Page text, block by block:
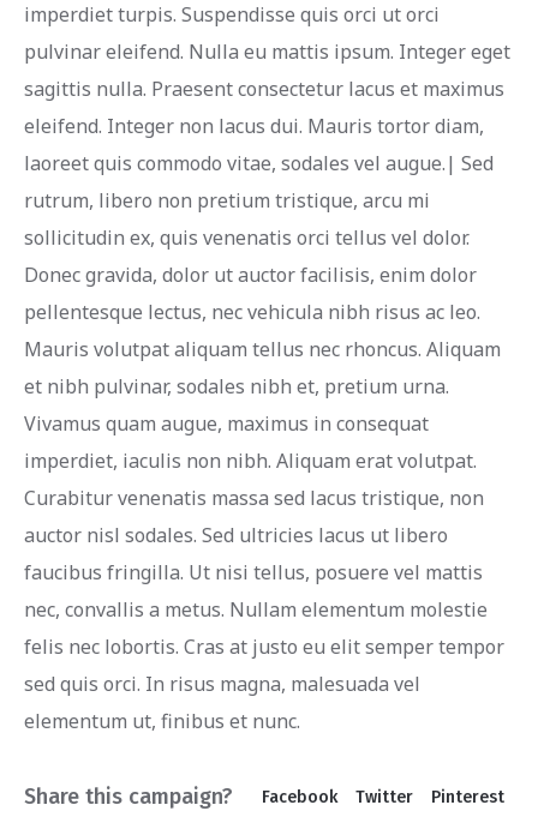
imperdiet turpis. Suspendisse quis orci ut orci
pulvinar eleifend. Nulla eu mattis ipsum. Integer eget
sagittis nulla. Praesent consectetur lacus et maximus
eleifend. Integer non lacus dui. Mauris tortor diam,
laoreet quis commodo vitae, sodales vel augue.| Sed
rutrum, libero non pretium tristique, arcu mi
sollicitudin ex, quis venenatis orci tellus vel dolor.
Donec gravida, dolor ut auctor facilisis, enim dolor
pellentesque lectus, nec vehicula nibh risus ac leo.
Mauris volutpat aliquam tellus nec rhoncus. Aliquam
et nibh pulvinar, sodales nibh et, pretium urna.
Vivamus quam augue, maximus in consequat
imperdiet, iaculis non nibh. Aliquam erat volutpat.
Curabitur venenatis massa sed lacus tristique, non
auctor nisl sodales. Sed ultricies lacus ut libero
faucibus fringilla. Ut nisi tellus, posuere vel mattis
nec, convallis a metus. Nullam elementum molestie
felis nec lobortis. Cras at justo eu elit semper tempor
sed quis orci. In risus magna, malesuada vel
elementum ut, finibus et nunc.
Share this campaign? Facebook Twitter Pinterest